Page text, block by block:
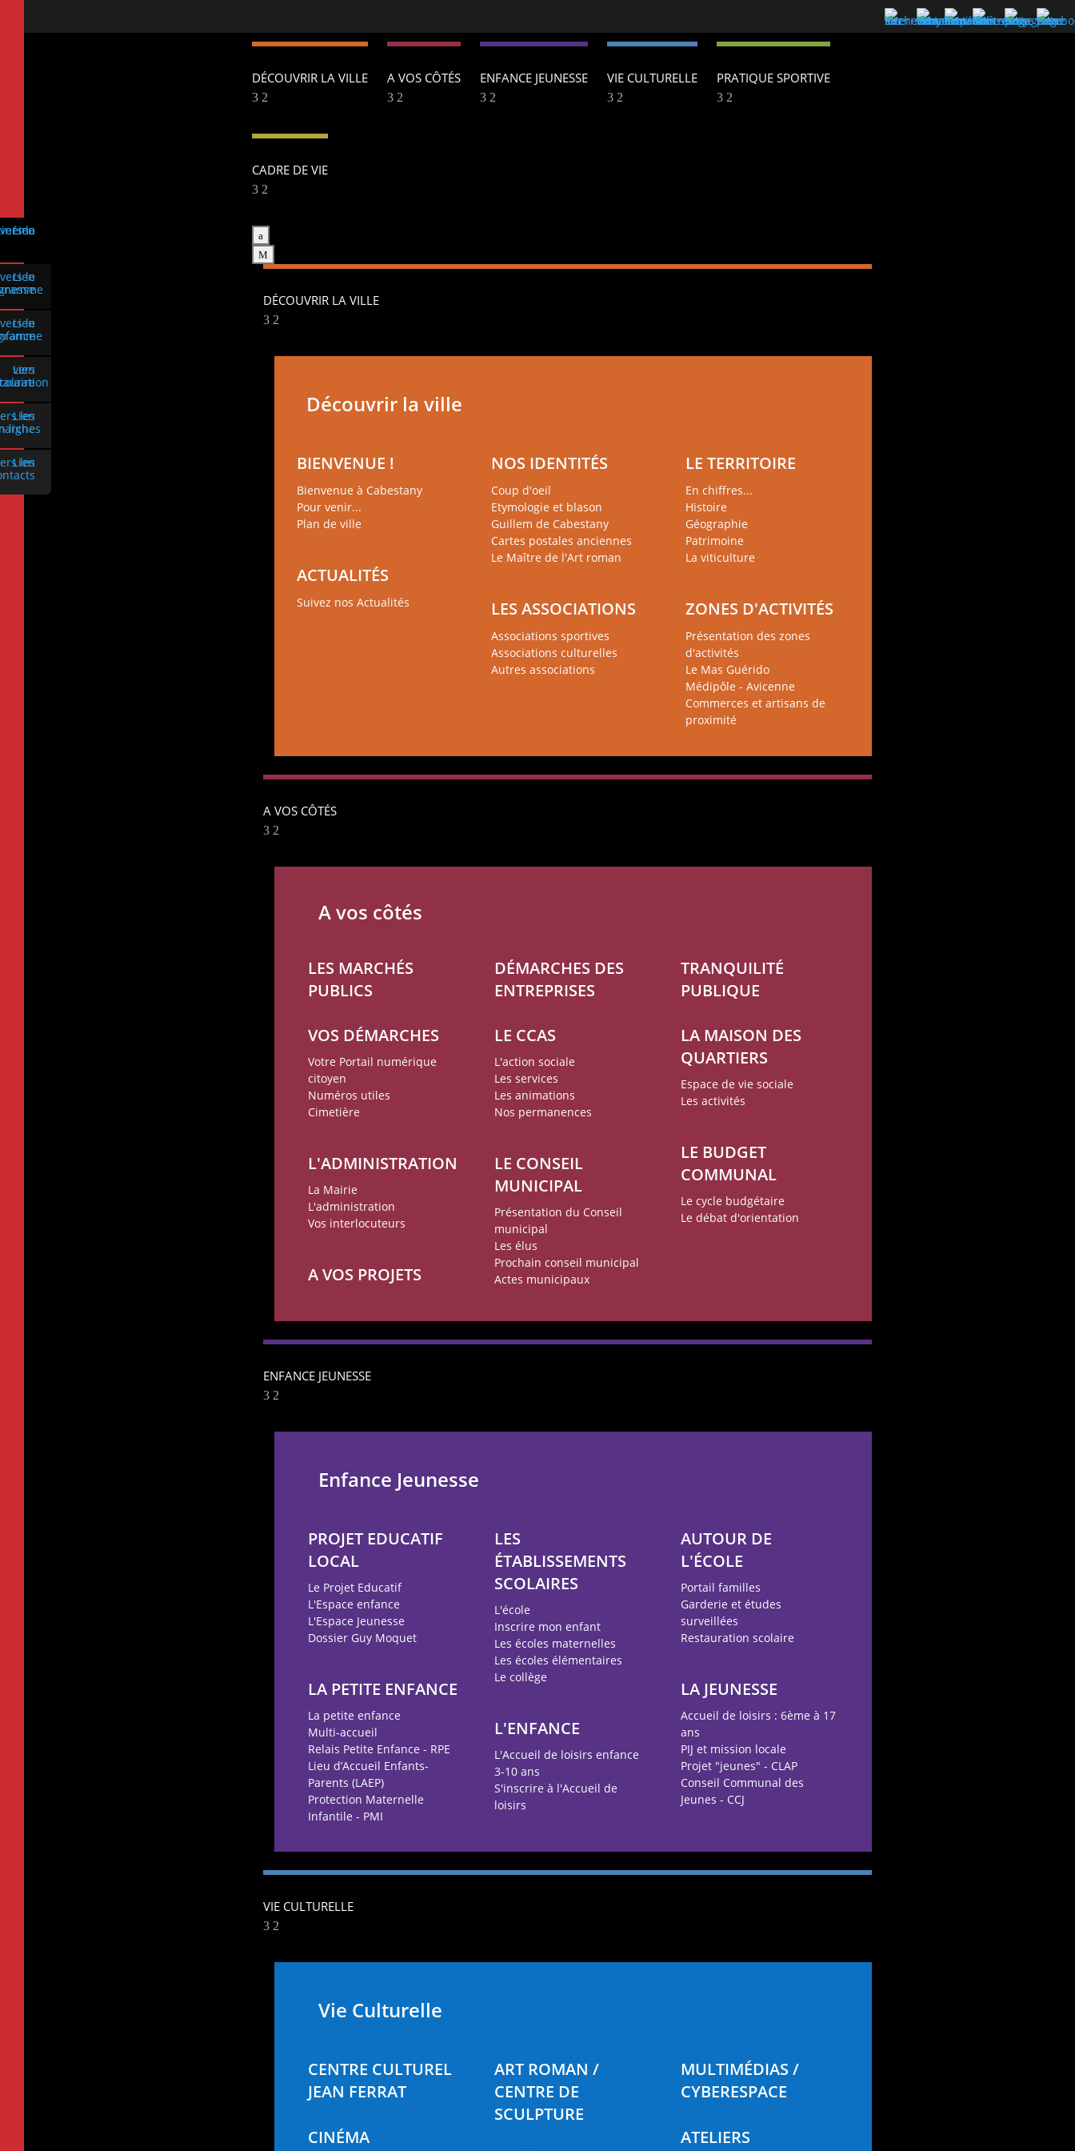
DÉCOUVRIR LA VILLE A VOS CÔTÉS ENFANCE JEUNESSE VIE CULTURELLE PRATIQUE SPORTIVE
CADRE DE VIE
a
M
DÉCOUVRIR LA VILLE
Découvrir la ville
BIENVENUE !
Bienvenue à Cabestany
Pour venir...
Plan de ville
ACTUALITÉS
Suivez nos Actualités
NOS IDENTITÉS
Coup d'oeil
Etymologie et blason
Guillem de Cabestany
Cartes postales anciennes
Le Maître de l'Art roman
LES ASSOCIATIONS
Associations sportives
Associations culturelles
Autres associations
LE TERRITOIRE
En chiffres...
Histoire
Géographie
Patrimoine
La viticulture
ZONES D'ACTIVITÉS
Présentation des zones
d'activités
Le Mas Guérido
Médipôle - Avicenne
Commerces et artisans de
proximité
A VOS CÔTÉS
A vos côtés
LES MARCHÉS
PUBLICS
VOS DÉMARCHES
Votre Portail numérique
citoyen
Numéros utiles
Cimetière
L'ADMINISTRATION
La Mairie
L'administration
Vos interlocuteurs
A VOS PROJETS
DÉMARCHES DES
ENTREPRISES
LE CCAS
L'action sociale
Les services
Les animations
Nos permanences
LE CONSEIL
MUNICIPAL
Présentation du Conseil
municipal
Les élus
Prochain conseil municipal
Actes municipaux
TRANQUILITÉ
PUBLIQUE
LA MAISON DES
QUARTIERS
Espace de vie sociale
Les activités
LE BUDGET
COMMUNAL
Le cycle budgétaire
Le débat d'orientation
ENFANCE JEUNESSE
Enfance Jeunesse
PROJET EDUCATIF
LOCAL
Le Projet Educatif
L'Espace enfance
L'Espace Jeunesse
Dossier Guy Moquet
LA PETITE ENFANCE
La petite enfance
Multi-accueil
Relais Petite Enfance - RPE
Lieu d’Accueil Enfants-
Parents (LAEP)
Protection Maternelle
Infantile - PMI
LES
ÉTABLISSEMENTS
SCOLAIRES
L'école
Inscrire mon enfant
Les écoles maternelles
Les écoles élémentaires
Le collège
L'ENFANCE
L'Accueil de loisirs enfance
3-10 ans
S'inscrire à l'Accueil de
loisirs
AUTOUR DE
L'ÉCOLE
Portail familles
Garderie et études
surveillées
Restauration scolaire
LA JEUNESSE
Accueil de loisirs : 6ème à 17
ans
PIJ et mission locale
Projet "jeunes" - CLAP
Conseil Communal des
Jeunes - CCJ
VIE CULTURELLE
Vie Culturelle
CENTRE CULTUREL
JEAN FERRAT
CINÉMA
ART ROMAN /
CENTRE DE
SCULPTURE
MULTIMÉDIAS /
CYBERESPACE
ATELIERS